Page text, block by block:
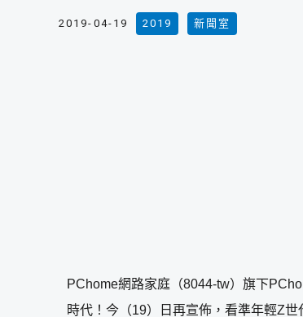
2019-04-19 2019 新聞室
PChome網路家庭（8044-tw）旗下
時代！今（19）日再宣佈，看準年輕Z